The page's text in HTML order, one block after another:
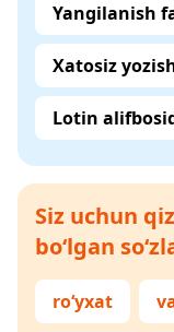
Yangilanish
Xatosiz
Lotin
Siz uchun
bo‘lgan
ro‘yxat